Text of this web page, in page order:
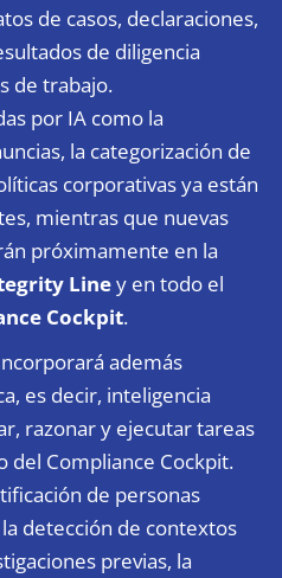
de casos, declaraciones,
de diligencia
de trabajo.
por IA como la
la categorización de
corporativas ya están
mientras que nuevas
próximamente en la
Liney en todo el
Cockpit.
además
es decir, inteligencia
razonar y ejecutar tareas
del Compliance Cockpit.
de personas
detección de contextos
previas, la